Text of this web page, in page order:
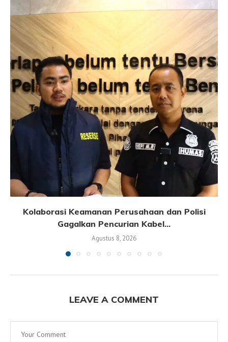
Kolaborasi Keamanan Perusahaan dan Polisi
Gagalkan Pencurian Kabel...
Agustus 8, 2026
LEAVE A COMMENT